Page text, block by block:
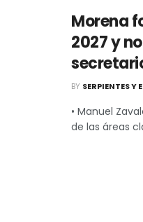
Morena
2027 y
BY SERPIENTES Y
• Manuel
de las áreas